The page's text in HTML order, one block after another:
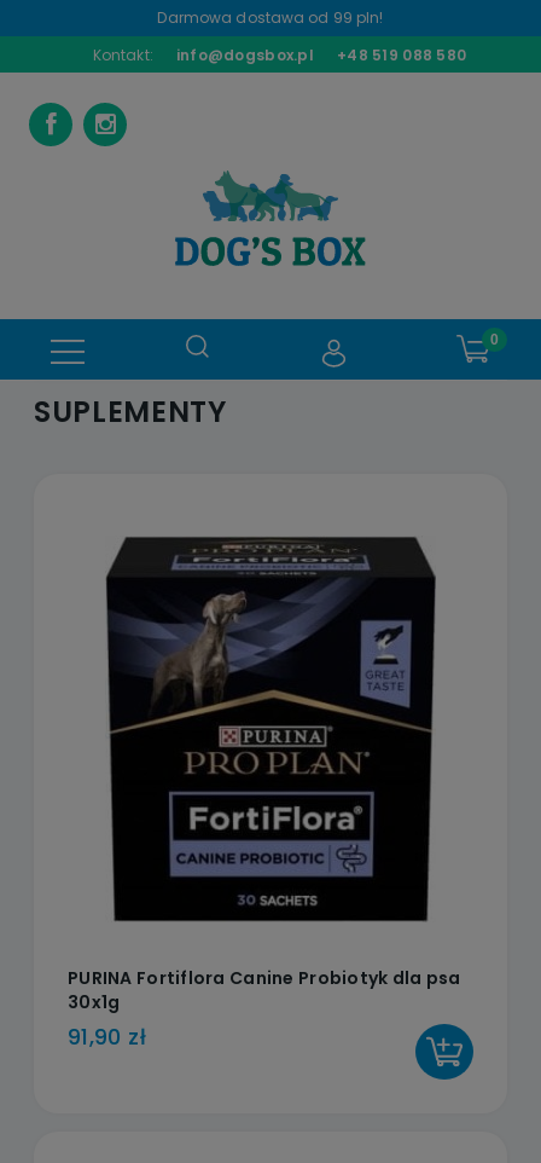
Darmowa dostawa od 99 pln!
Kontakt:
info@dogsbox.pl +48 519 088 580
SUPLEMENTY
PURINA Fortiflora Canine Probiotyk dla psa
30x1g
91,90 zł